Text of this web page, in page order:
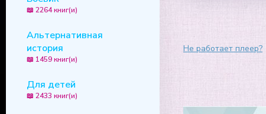
📖 2264 книг(и)
Альтернативная
история
📖 1459 книг(и)
Для детей
📖 2433 книг(и)
Не работает плеер?